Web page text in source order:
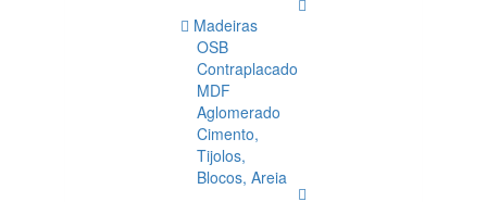
Madeiras
OSB
Contraplacado
MDF
Aglomerado
Cimento,
Tijolos,
Blocos, Areia